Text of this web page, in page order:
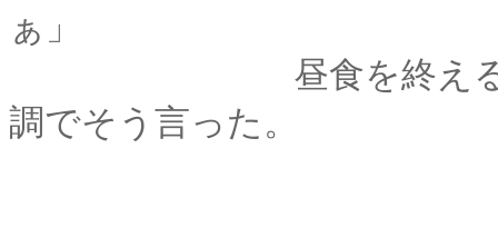
ぁ」
昼食を終えるなり、
調でそう言った。